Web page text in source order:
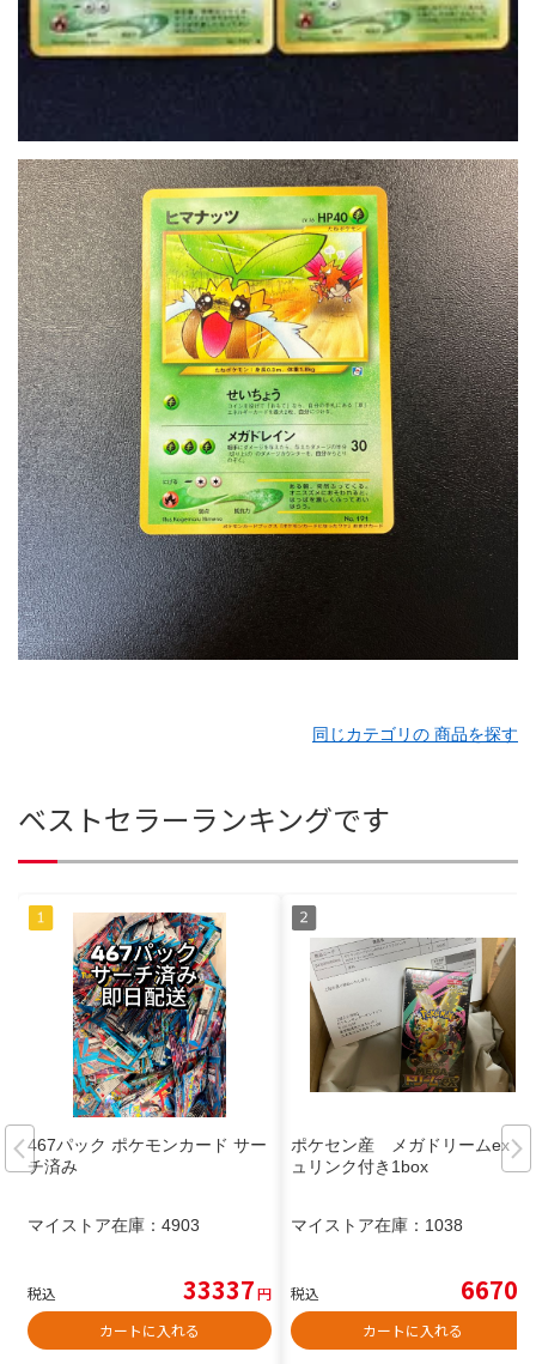
同じカテゴリの 商品を探す
ベストセラーランキングです
467パック ポケモンカード サー
チ済み
マイストア在庫： 4903
税込 33337円
カートに入れる
ポケセン産 メガドリームex シ
ュリンク付き1box
マイストア在庫： 1038
税込 6670
カートに入れる